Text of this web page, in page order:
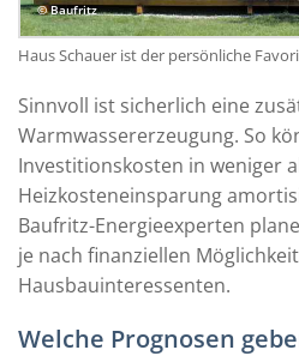
© Baufritz
Haus Schauer ist der persönliche
Sinnvoll ist sicherlich eine
Warmwassererzeugung. So
Investitionskosten in weniger
Heizkosteneinsparung
Baufritz-Energieexperten
je nach finanziellen
Hausbauinteressenten.
Welche Prognosen